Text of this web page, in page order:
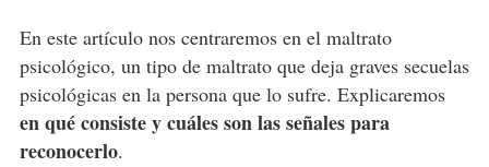
En este artículo nos centraremos en el maltrato
psicológico, un tipo de maltrato que deja graves secuelas
psicológicas en la persona que lo sufre. Explicaremos
en qué consiste y cuáles son las señales para
reconocerlo.